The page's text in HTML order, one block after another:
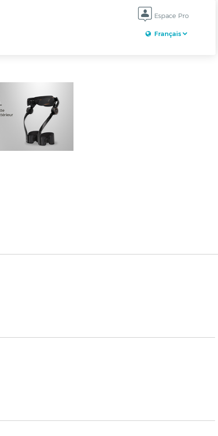
Espace Pro